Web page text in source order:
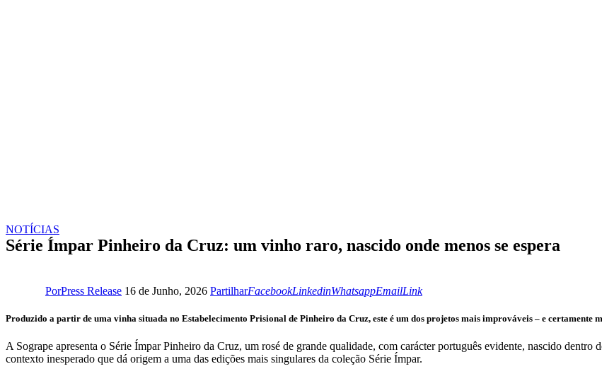
NOTÍCIAS
Série Ímpar Pinheiro da Cruz: um vinho raro, nascido onde menos se espera
PorPress Release 16 de Junho, 2026 PartilharFacebookLinkedinWhatsappEmailto
clipboard
Link
Produzido a partir de uma vinha situada no Estabelecimento Prisional de Pinheiro da Cruz, este é um dos projetos mais improváveis – e certamente
A Sogrape apresenta o Série Ímpar Pinheiro da Cruz, um rosé de grande qualidade, com carácter português evidente, nascido
contexto inesperado que dá origem a uma das edições mais singulares da coleção Série Ímpar.